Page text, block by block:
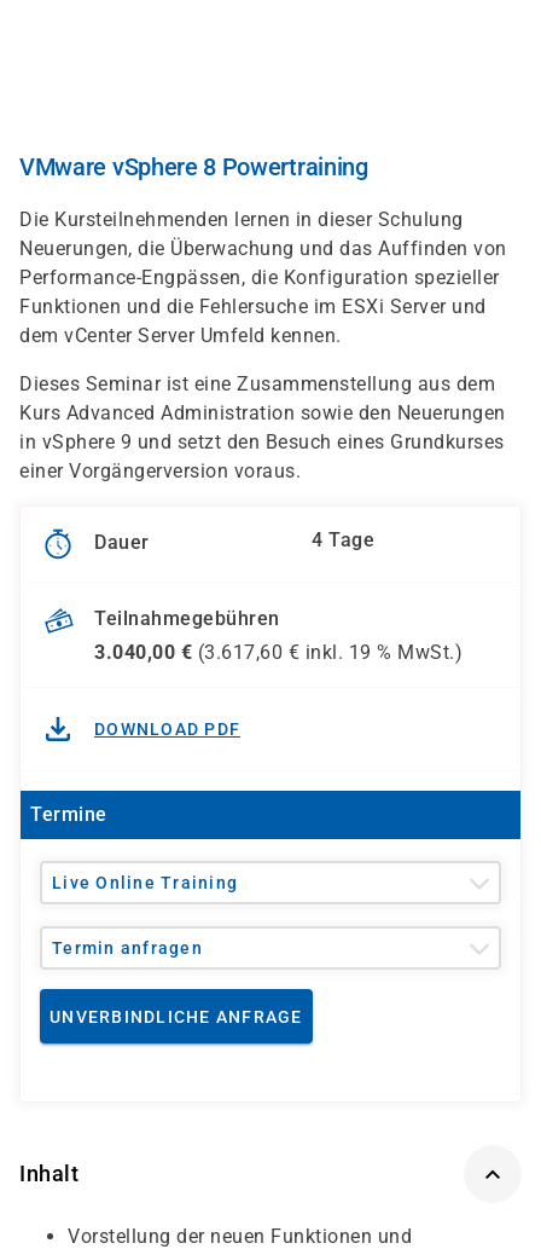
VMware vSphere 8 Powertraining
Die Kursteilnehmenden lernen in dieser Schulung
Neuerungen, die Überwachung und das Auffinden von
Performance-Engpässen, die Konfiguration spezieller
Funktionen und die Fehlersuche im ESXi Server und
dem vCenter Server Umfeld kennen.
Dieses Seminar ist eine Zusammenstellung aus dem
Kurs Advanced Administration sowie den Neuerungen
in vSphere 9 und setzt den Besuch eines Grundkurses
einer Vorgängerversion voraus.
Dauer 4 Tage
Teilnahmegebühren
3.040,00 € (3.617,60 € inkl. 19 % MwSt.)
DOWNLOAD PDF
Termine
Live Online Training
Termin anfragen
UNVERBINDLICHE ANFRAGE
Inhalt
Vorstellung der neuen Funktionen und